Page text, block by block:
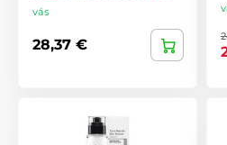
vás
28,37 €